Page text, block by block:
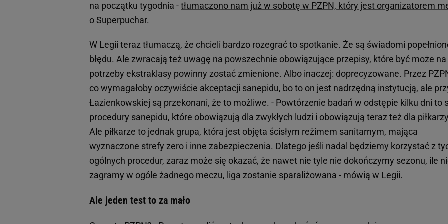
na początku tygodnia -tłumaczono nam już w sobotę w PZPN, który jest organizatorem
o Superpuchar.
W Legii teraz tłumaczą, że chcieli bardzo rozegrać to spotkanie. Że są świadomi
błędu. Ale zwracają też uwagę na powszechnie obowiązujące przepisy, które być może na
potrzeby ekstraklasy powinny zostać zmienione. Albo inaczej: doprecyzowane. Przez
co wymagałoby oczywiście akceptacji sanepidu, bo to on jest nadrzędną instytucją, ale
Łazienkowskiej są przekonani, że to możliwe. - Powtórzenie badań w odstępie kilku dni to
procedury sanepidu, które obowiązują dla zwykłych ludzi i obowiązują teraz też dla
Ale piłkarze to jednak grupa, która jest objęta ścisłym reżimem sanitarnym, mająca
wyznaczone strefy zero i inne zabezpieczenia. Dlatego jeśli nadal będziemy korzystać z
ogólnych procedur, zaraz może się okazać, że nawet nie tyle nie dokończymy sezonu, ile
zagramy w ogóle żadnego meczu, liga zostanie sparaliżowana - mówią w Legii.
Ale jeden test to za mało